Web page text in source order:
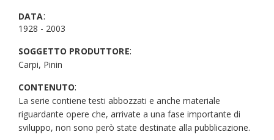
DATA:
1928 - 2003
SOGGETTO PRODUTTORE:
Carpi, Pinin
CONTENUTO:
La serie contiene testi abbozzati e anche materiale
riguardante opere che, arrivate a una fase importante di
sviluppo, non sono però state destinate alla pubblicazione.